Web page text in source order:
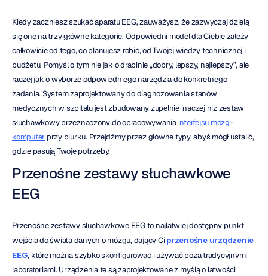
Kiedy zaczniesz szukać aparatu EEG, zauważysz, że zazwyczaj dzielą
się one na trzy główne kategorie. Odpowiedni model dla Ciebie zależy
całkowicie od tego, co planujesz robić, od Twojej wiedzy technicznej i
budżetu. Pomyśl o tym nie jak o drabinie „dobry, lepszy, najlepszy”, ale
raczej jak o wyborze odpowiedniego narzędzia do konkretnego
zadania. System zaprojektowany do diagnozowania stanów
medycznych w szpitalu jest zbudowany zupełnie inaczej niż zestaw
słuchawkowy przeznaczony do opracowywania interfejsu mózg-
komputer przy biurku. Przejdźmy przez główne typy, abyś mógł ustalić,
gdzie pasują Twoje potrzeby.
Przenośne zestawy słuchawkowe
EEG
Przenośne zestawy słuchawkowe EEG to najłatwiej dostępny punkt
wejścia do świata danych o mózgu, dający Ci przenośne urządzenie
EEG, które można szybko skonfigurować i używać poza tradycyjnymi
laboratoriami. Urządzenia te są zaprojektowane z myślą o łatwości